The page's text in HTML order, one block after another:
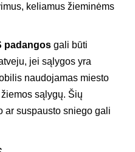
keliamus žieminėms
padangos gali būti
jei sąlygos yra
naudojamas miesto
sąlygų. Šių
ar suspausto sniego gali